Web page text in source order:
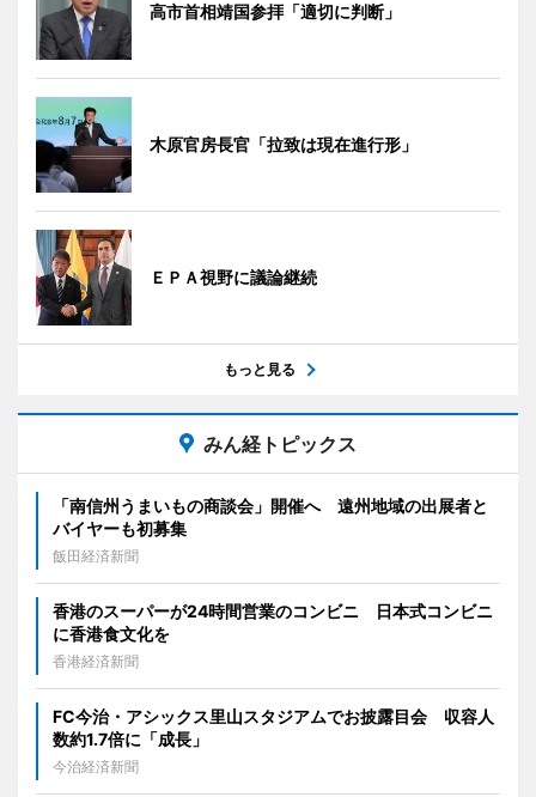
高市首相靖国参拝「適切に判断」
木原官房長官「拉致は現在進行形」
ＥＰＡ視野に議論継続
もっと見る
みん経トピックス
「南信州うまいもの商談会」開催へ 遠州地域の出展者と
バイヤーも初募集
飯田経済新聞
香港のスーパーが24時間営業のコンビニ 日本式コンビニ
に香港食文化を
香港経済新聞
FC今治・アシックス里山スタジアムでお披露目会 収容人
数約1.7倍に「成長」
今治経済新聞